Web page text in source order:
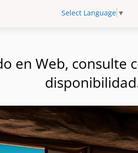
Select Language ▼
en Web, consulte